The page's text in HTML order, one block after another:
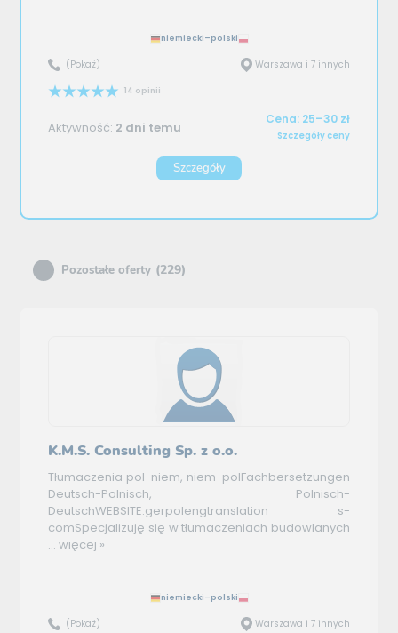
niemiecki–polski
(Pokaż) Warszawa i 7 innych
14 opinii
Aktywność: 2 dni temu Cena: 25–30 zł
Szczegóły ceny
Szczegóły
Pozostałe oferty (229)
K.M.S. Consulting Sp. z o.o.
Tłumaczenia pol-niem, niem-polFachbersetzungen
Deutsch-Polnisch, Polnisch-
DeutschWEBSITE:gerpolengtranslation s-
comSpecjalizuję się w tłumaczeniach budowlanych
... więcej »
niemiecki–polski
(Pokaż) Warszawa i 7 innych